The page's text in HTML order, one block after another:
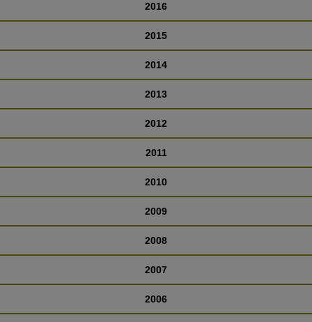
2016
2015
2014
2013
2012
2011
2010
2009
2008
2007
2006